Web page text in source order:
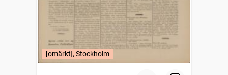
[omärkt], Stockholm